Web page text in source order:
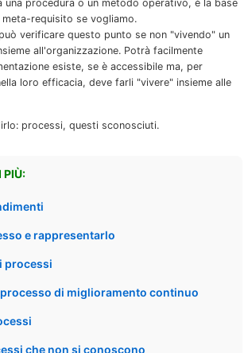
una procedura o un metodo operativo, è la base
requisito se vogliamo.
verificare questo punto se non "vivendo" un
all'organizzazione. Potrà facilmente
esiste, se è accessibile ma, per
loro efficacia, deve farli "vivere" insieme alle
processi, questi sconosciuti.
PIÙ:
e rappresentarlo
processi
processo di miglioramento continuo
che non si conoscono